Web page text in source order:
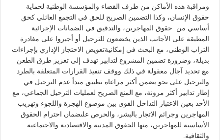
ومراقبة هذه الأماكن من طرف القضاء والمؤسسة الوطنية لحماية
حقوق الإنسان، وكذا التضمين الصريح للحق في التجمع العائلي كحق
أساسي من حقوق المهاجرين، والتدقيق في الضمانات الإجرائية
المطبقة على الأجانب الذين يخضعون للترحيل أو أجبروا على مغادرة
التراب الوطني، مع البحث في إمكانيةتعويض الاحتجاز الإداري بإجراءات
بديلة، وضرورة تضمين المشروع لتدابير تهدف إلى تعزيز طرق الطعن
مع تحديد آجال معقولة في ذلك ووقف تنفيذ القرارات المتعلقة بالطرد
والترحيل على نحو يضمن أكثر مراعاة تطبيق مبدأ عدم الترحيل في
إطار تدابير أكثر مرونة، مع المنع الصريح لعمليات الترحيل الجماعي، مع
الأخذ بعين الاعتبار التداخل القوي بين موضوع الهجرة واللجوء وتهريب
المهاجرين وجرائم الاتجار بالبشر، والحرص علىضمان احترام الحقوق
الأساسية للمهاجرين، منها الحقوق المدنية والاقتصادية والاجتماعية
والثقافية.